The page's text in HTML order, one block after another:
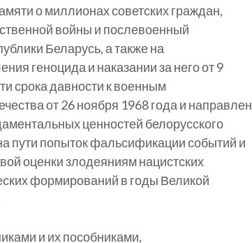
о миллионах советских граждан,
войны и послевоенный
Беларусь, а также на
геноцида и наказании за него от 9
срока давности к военным
от 26 ноября 1968 года и направлен
ценностей белорусского
пути попыток фальсификации событий и
оценки злодеяниям нацистских
формирований в годы Великой
и их пособниками,